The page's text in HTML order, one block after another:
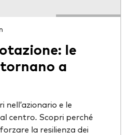
le
a
nell’azionario e le
centro. Scopri perché
la resilienza dei